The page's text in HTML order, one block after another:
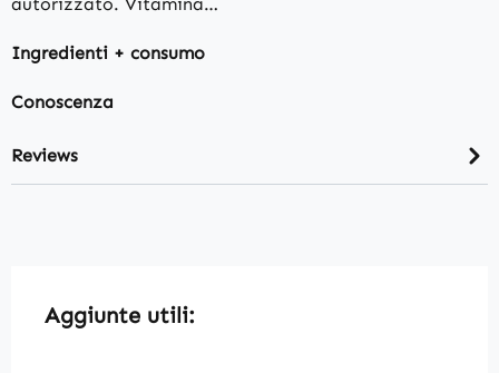
Ingredienti + consumo
Conoscenza
Reviews
Skip product gallery
Aggiunte utili: